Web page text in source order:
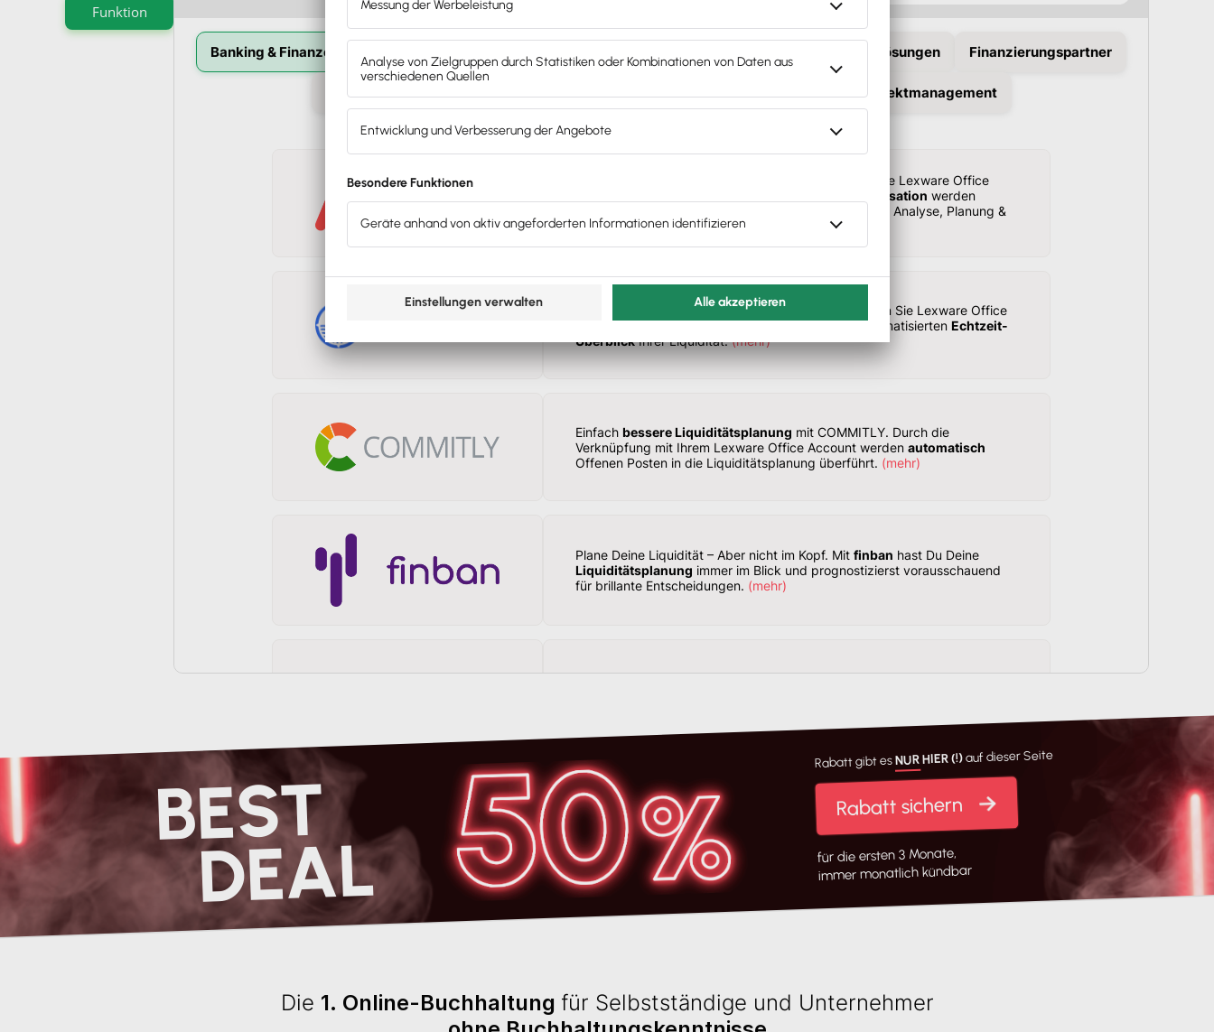
Funktion
Banking & Finanzen Individuelle Lösungen Finanzierungspartner
Prozess-Automatisierung Zeiterfassung & Projektmanagement
mit Adam. Verknüpfen Sie Lexware Office
automatische Synchronisation werden
in das Reporting für die Analyse, Planung &
Optimierung ihrer Zahlen übernommen.
mehr
Einfache Liquiditätsplanungmit Agicap. Verknüpfen Sie Lexware Office
direkt mit Agicap und profitieren Sie von einem automatisierten Echtzeit-
ÜberblickIhrer Liquidität.(mehr)
Einfach bessere Liquiditätsplanung mit COMMITLY. Durch die
Verknüpfung mit Ihrem Lexware Office Account werden automatisch
Offenen Posten in die Liquiditätsplanung überführt. (mehr)
Plane Deine Liquidität – Aber nicht im Kopf. Mit finban hast Du Deine
Liquiditätsplanung immer im Blick und prognostizierst vorausschauend
für brillante Entscheidungen. (mehr)
FINOM ist ihrsmarter Finanzservice, der Banking, Rechnungss oftware
FOMAbietet Ihnen einen schnellen, digitalen Zugang zu professionellem
Inkasso und Insolvenzmanagement. Unbezahlte Rechnungen können Sie
in wenigen Minuten ohne Vorkenntnisse digital übergeben.(mehr)
Das innovative Geschäftskonto von Lexware können Sie schnell und
BEST
DEAL
Rabatt gibt esNUR HIER (!)auf dieser Seite
Rabatt sichern
für die ersten 3 Monate,
immer monatlich kündbar
Die 1. Online-Buchhaltung für Selbstständige und Unternehmer